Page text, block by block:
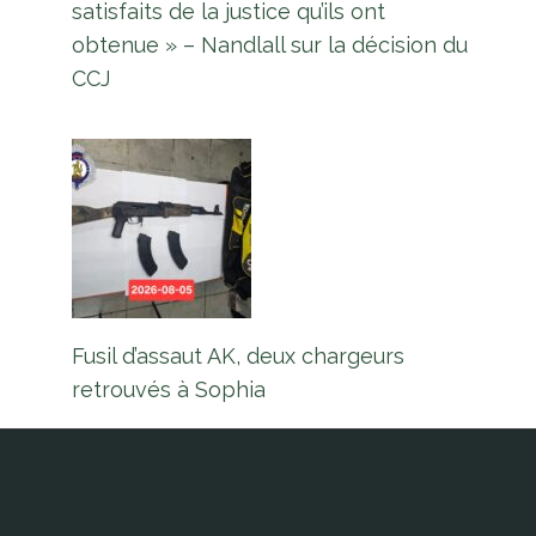
satisfaits de la justice qu’ils ont
obtenue » – Nandlall sur la décision du
CCJ
Fusil d’assaut AK, deux chargeurs
retrouvés à Sophia